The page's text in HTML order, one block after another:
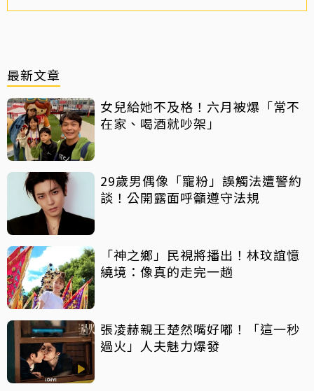
最新文章
女兒給她不及格！六月被爆「常不
在家、喝酒就吵架」
29歲男偶像「寵粉」誤觸法遭警約
談！公開露面呼籲遵守法規
「神之鄉」民視將播出！林玟誼憶
繞境：像真的走完一趟
張凌赫親王楚然嘴好嘟！「這一秒
過火」人夫魅力爆發